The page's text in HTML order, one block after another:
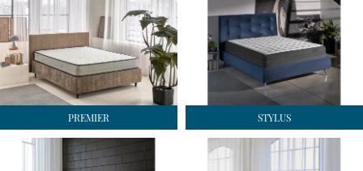
PREMIER STYLUS